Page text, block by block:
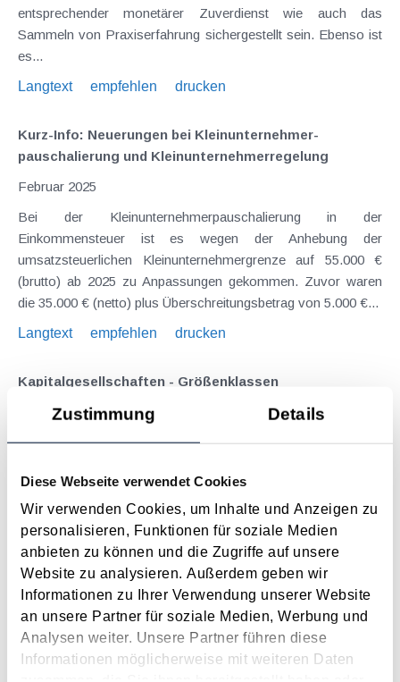
Zustimmung Details
Diese Webseite verwendet Cookies
Wir verwenden Cookies, um Inhalte und Anzeigen zu
personalisieren, Funktionen für soziale Medien
anbieten zu können und die Zugriffe auf unsere
Website zu analysieren. Außerdem geben wir
Informationen zu Ihrer Verwendung unserer Website
an unsere Partner für soziale Medien, Werbung und
Analysen weiter. Unsere Partner führen diese
Informationen möglicherweise mit weiteren Daten
entsprechender monetärer Zuverdienst wie auch das
Sammeln von Praxiserfahrung sichergestellt sein. Ebenso ist
es...
Langtext
empfehlen drucken
Kurz-Info: Neuerungen bei Kleinunternehmer­
pauschalierung und Kleinunternehmer­regelung
Februar 2025
Bei der Kleinunternehmerpauschalierung in der
Einkommensteuer ist es wegen der Anhebung der
umsatzsteuerlichen Kleinunternehmergrenze auf 55.000 €
(brutto) ab 2025 zu Anpassungen gekommen. Zuvor waren
die 35.000 € (netto) plus Überschreitungsbetrag von 5.000 €...
Langtext
empfehlen drucken
Kapitalgesellschaften - Größenklassen
Januar 2025
Merkmale der Zuordnung von Kapitalgesellschaften zu den
Die neue Kleinunternehmerregelung in der
Januar 2025
Durch das Abgabenänderungsgesetz 2024 wurde auch die
umsatzsteuerliche Kleinunternehmerregelung neu geregelt.
Ausgangspunkt war der Umstand, dass bislang Umsätze